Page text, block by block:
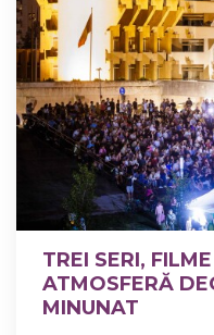
TREI SERI,
ATMOSFERĂ
MINUNAT